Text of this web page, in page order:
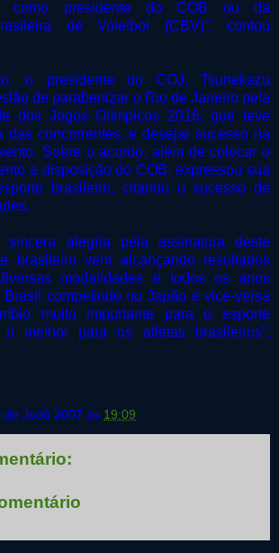
como presidente do COB ou da
de Voleibol (CBV)”, contou
o presidente do COJ, Tsunekazu
de parabenizar o Rio de Janeiro pela
dos Jogos Olímpicos 2016, que teve
das concorrentes, e desejar sucesso na
Sobre o acordo, além de colocar o
a disposição do COB, expressou sua
brasileiro, citando o sucesso de
sincera alegria pela assinatura deste
brasileiro vem alcançando resultados
modalidades e todos os anos
competindo no Japão e vice-versa
muito importante para o esporte
o melhor para os atletas brasileiros”,
de Judô 2007 às 19:09